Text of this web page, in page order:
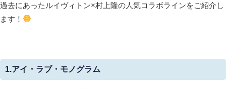
過去にあったルイヴィトン×村上隆の人気コラボラインをご紹介し
ます！
1.アイ・ラブ・モノグラム